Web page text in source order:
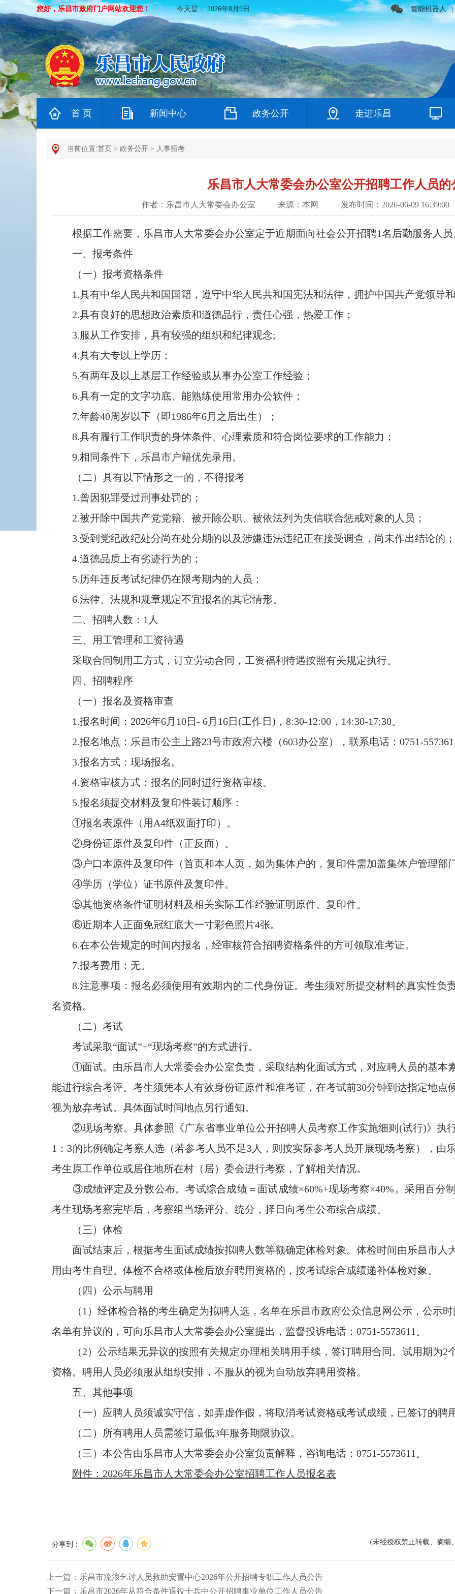
您好，乐昌市政府门户网站欢迎您！ 今天是：2026年8月9日 智能机器人 |
首 页 新闻中心 政务公开 走进乐昌
当前位置:首页 > 政务公开 > 人事招考
乐昌市人大常委会办公室公开招聘工作人员的
作者：乐昌市人大常委会办公室 来源：本网 发布时间：2026-06-09 16:39:00
根据工作需要，乐昌市人大常委会办公室定于近期面向社会公开招聘1名后勤服务人员
一、报考条件
（一）报考资格条件
1.具有中华人民共和国国籍，遵守中华人民共和国宪法和法律，拥护中国共产党领导
2.具有良好的思想政治素质和道德品行，责任心强，热爱工作；
3.服从工作安排，具有较强的组织和纪律观念;
4.具有大专以上学历；
5.有两年及以上基层工作经验或从事办公室工作经验；
6.具有一定的文字功底、能熟练使用常用办公软件；
7.年龄40周岁以下（即1986年6月之后出生）；
8.具有履行工作职责的身体条件、心理素质和符合岗位要求的工作能力；
9.相同条件下，乐昌市户籍优先录用。
（二）具有以下情形之一的，不得报考
1.曾因犯罪受过刑事处罚的；
2.被开除中国共产党党籍、被开除公职、被依法列为失信联合惩戒对象的人员；
3.受到党纪政纪处分尚在处分期的以及涉嫌违法违纪正在接受调查，尚未作出结论的；
4.道德品质上有劣迹行为的；
5.历年违反考试纪律仍在限考期内的人员；
6.法律、法规和规章规定不宜报名的其它情形。
二、招聘人数：1人
三、用工管理和工资待遇
采取合同制用工方式，订立劳动合同，工资福利待遇按照有关规定执行。
四、招聘程序
（一）报名及资格审查
1.报名时间：2026年6月10日- 6月16日(工作日)，8:30-12:00，14:30-17:30。
2.报名地点：乐昌市公主上路23号市政府六楼（603办公室），联系电话：0751-
3.报名方式：现场报名。
4.资格审核方式：报名的同时进行资格审核。
5.报名须提交材料及复印件装订顺序：
①报名表原件（用A4纸双面打印）。
②身份证原件及复印件（正反面）。
③户口本原件及复印件（首页和本人页，如为集体户的，复印件需加盖集体户管理部
④学历（学位）证书原件及复印件。
⑤其他资格条件证明材料及相关实际工作经验证明原件、复印件。
⑥近期本人正面免冠红底大一寸彩色照片4张。
6.在本公告规定的时间内报名，经审核符合招聘资格条件的方可领取准考证。
7.报考费用：无。
8.注意事项：报名必须使用有效期内的二代身份证。考生须对所提交材料的真实性负
名资格。
（二）考试
考试采取“面试”+“现场考察”的方式进行。
①面试。由乐昌市人大常委会办公室负责，采取结构化面试方式，对应聘人员的基本
能进行综合考评。考生须凭本人有效身份证原件和准考证，在考试前30分钟到达指定地点
视为放弃考试。具体面试时间地点另行通知。
②现场考察。具体参照《广东省事业单位公开招聘人员考察工作实施细则(试行)》执
1：3的比例确定考察人选（若参考人员不足3人，则按实际参考人员开展现场考察），由
考生原工作单位或居住地所在村（居）委会进行考察，了解相关情况。
③成绩评定及分数公布。考试综合成绩＝面试成绩×60%+现场考察×40%。采用百分
考生现场考察完毕后，考察组当场评分、统分，择日向考生公布综合成绩。
（三）体检
面试结束后，根据考生面试成绩按拟聘人数等额确定体检对象。体检时间由乐昌市人
用由考生自理。体检不合格或体检后放弃聘用资格的，按考试综合成绩递补体检对象。
（四）公示与聘用
（1）经体检合格的考生确定为拟聘人选，名单在乐昌市政府公众信息网公示，公示时
名单有异议的，可向乐昌市人大常委会办公室提出，监督投诉电话：0751-5573611。
（2）公示结果无异议的按照有关规定办理相关聘用手续，签订聘用合同。试用期为2
资格。聘用人员必须服从组织安排，不服从的视为自动放弃聘用资格。
五、其他事项
（一）应聘人员须诚实守信，如弄虚作假，将取消考试资格或考试成绩，已签订的聘
（二）所有聘用人员需签订最低3年服务期限协议。
（三）本公告由乐昌市人大常委会办公室负责解释，咨询电话：0751-5573611。
附件：2026年乐昌市人大常委会办公室招聘工作人员报名表
分享到： （未经授权禁止转载、摘
上一篇： 乐昌市流浪乞讨人员救助安置中心2026年公开招聘专职工作人员公告
下一篇： 乐昌市2026年从符合条件退役士兵中公开招聘事业单位工作人员公告